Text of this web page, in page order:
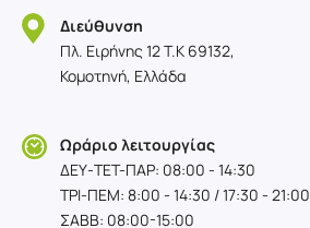
Διεύθυνση
Πλ. Ειρήνης 12 T.K 69132,
Κομοτηνή, Ελλάδα
Ωράριο λειτουργίας
ΔΕΥ-TET-ΠΑΡ: 08:00 - 14:30
ΤΡΙ-ΠΕΜ: 8:00 - 14:30 / 17:30 - 21:00
ΣΑΒΒ: 08:00-15:00